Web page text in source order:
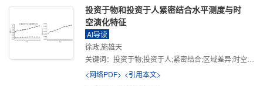
投资于物和投资于人紧密结合水平测度与时
空演化特征
AI导读
徐政,施雄天
关键词： 投资于物;投资于人;紧密结合;区域差异;时空演化
<网络PDF> <引用本文>